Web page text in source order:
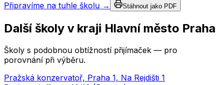
Připravíme na tuhle školu → Stáhnout jako PDF
Další školy v kraji Hlavní město Praha
Školy s podobnou obtížností přijímaček — pro
porovnání při výběru.
Pražská konzervatoř, Praha 1, Na Rejdišti 1